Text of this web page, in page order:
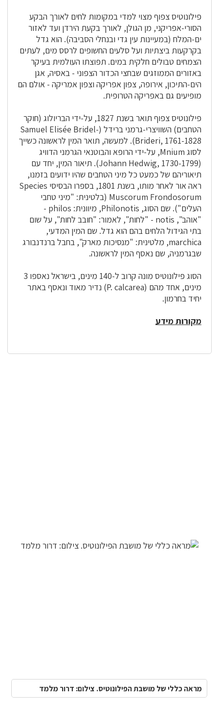
פילונוטיס צפוף מצוי למדי במקומות לחים לאורך הבקע
הסורי-אפריקני, מן הגולן, לאורך בקעת הירדן ועד לאזור
ים-המלח (במעיינות עין גדי ובנחלי הסביבה). הוא גדל
בקרקעות ביצתיות ועל סלעים החשופים לרסס מים, לעתים
הצמחים טבולים חלקית במים. תפוצתו העולמית בעיקר
באזורים הממוזגים שבחצי הכדור הצפוני - באסיה, אגן
הים-התיכון, אירופה, צפון אפריקה וצפון אמריקה - אולם הם
מופיעים גם באפריקה הטרופית.
פילונוטיס צפוף תואר בשנת 1827, על-ידי הבריולוג (חוקר
הטחבים) השוויצרי-גרמני ברידל (Samuel Elisée Bridel-
Brideri, 1761-1828). למעשה, תואר המין לראשונה כשייך
לסוג Mnium, על-ידי הרופא והבוטנאי הגרמני הדוויג
(Johann Hedwig, 1730-1799). תיאור המין, יחד עם
תיאוריהם של כמעט כל מיני הטחבים שהיו ידועים בזמנו,
ראה אור לאחר מותו, בשנת 1801, בספרו הבסיסי Species
Muscorum Frondosorum (בלטינית: "מיני טחבי
העלים"). שם הסוג, Philonotis, מיוונית: philos -
"אוהב", notis - "לחות", לאמור: "חובב לחות", על שום
בתי הגידול הלחים בהם הוא גדל. שם המין המדעי,
marchica, מלטינית: "מנסיכות מארק", בחבל ברנדנבורג
שבגרמניה, שם נאסף המין לראשונה.
הסוג פילונוטיס מונה קרוב ל-140 מינים, בישראל נאספו 3
מינים, אחד מהם (P. calcarea) נדיר מאוד ונאסף באתר
יחיד בחרמון.
מקורות מידע
מראה כללי של מושבת הפילונוטיס. צילום: דרור מלמד